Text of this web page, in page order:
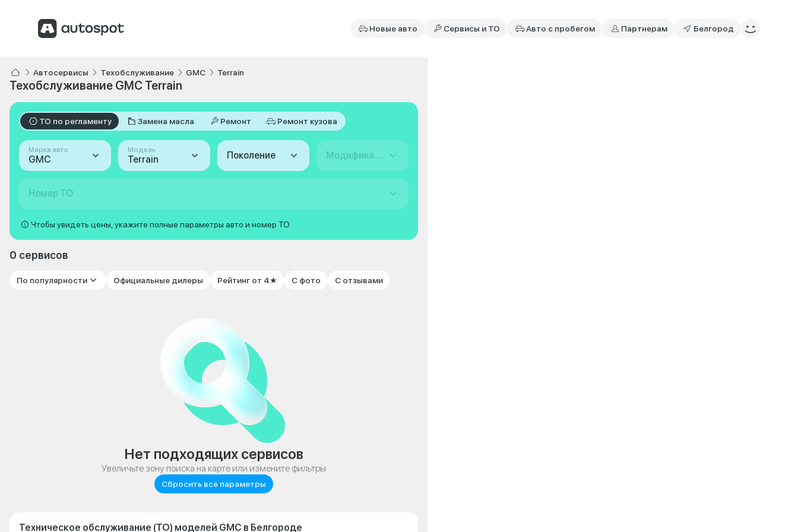
Новые авто Сервисы и ТО Авто с пробегом Партнерам Белгород
Автосервисы Техобслуживание GMC Terrain
Техобслуживание GMC Terrain
ТО по регламенту Замена масла Ремонт Ремонт кузова
Марка авто
GMC
Модель
Terrain Поколение Модификация
Номер ТО
Чтобы увидеть цены, укажите полные параметры авто и номер ТО
0 сервисов
По популярности Официальные дилеры Рейтинг от 4★ С фото С отзывами
Нет подходящих сервисов
Увеличьте зону поиска на карте или измените фильтры
Сбросить все параметры
Техническое обслуживание (ТО) моделей GMC в Белгороде